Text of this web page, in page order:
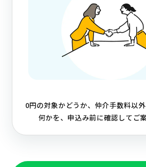
0円の対象かどうか、仲介手数料以
何かを、申込み前に確認してご